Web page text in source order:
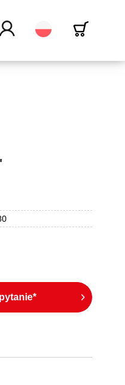
Polski